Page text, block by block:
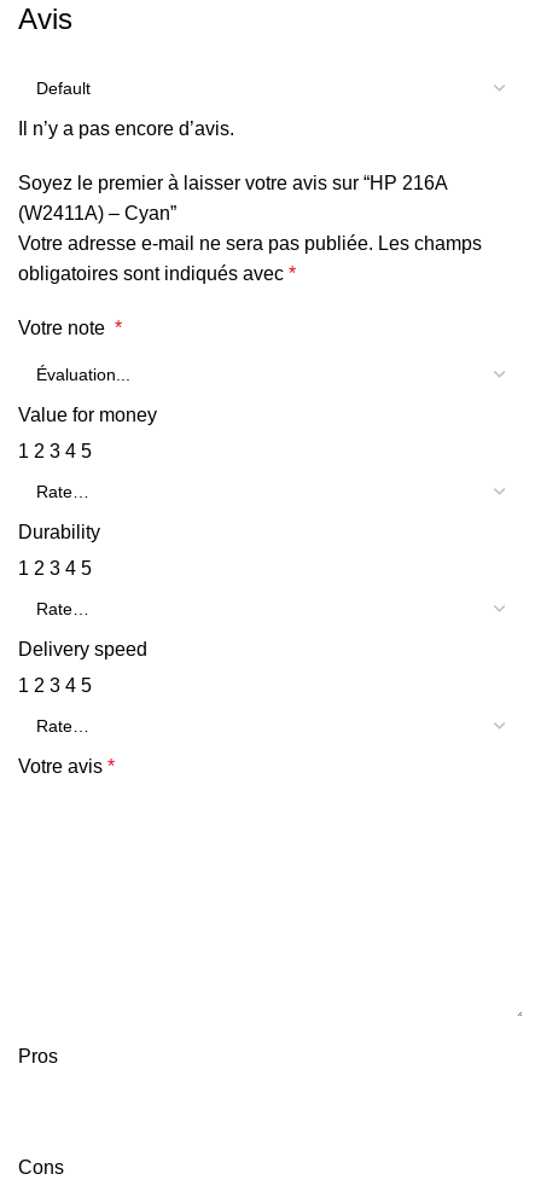
Avis
Il n’y a pas encore d’avis.
Soyez le premier à laisser votre avis sur “HP 216A
(W2411A) – Cyan”
Votre adresse e-mail ne sera pas publiée. Les champs
obligatoires sont indiqués avec *
Votre note *
Value for money
1 2 3 4 5
Durability
1 2 3 4 5
Delivery speed
1 2 3 4 5
Votre avis *
Pros
Cons